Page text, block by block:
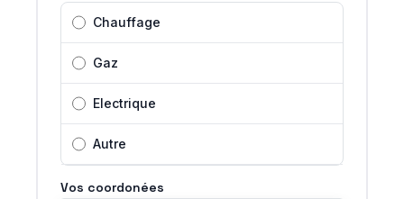
Chauffage
Gaz
Electrique
Autre
Vos coordonées